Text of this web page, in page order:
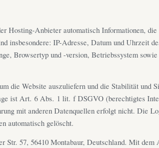
Hosting-Anbieter automatisch Informationen,
insbesondere: IP-Adresse, Datum und Uhrzeit
Browsertyp und -version, Betriebssystem
die Website auszuliefern und die Stabilität und
ist Art. 6 Abs. 1 lit. f DSGVO (berechtigtes
mit anderen Datenquellen erfolgt nicht. Die
automatisch gelöscht.
Str. 57, 56410 Montabaur, Deutschland. Mit dem